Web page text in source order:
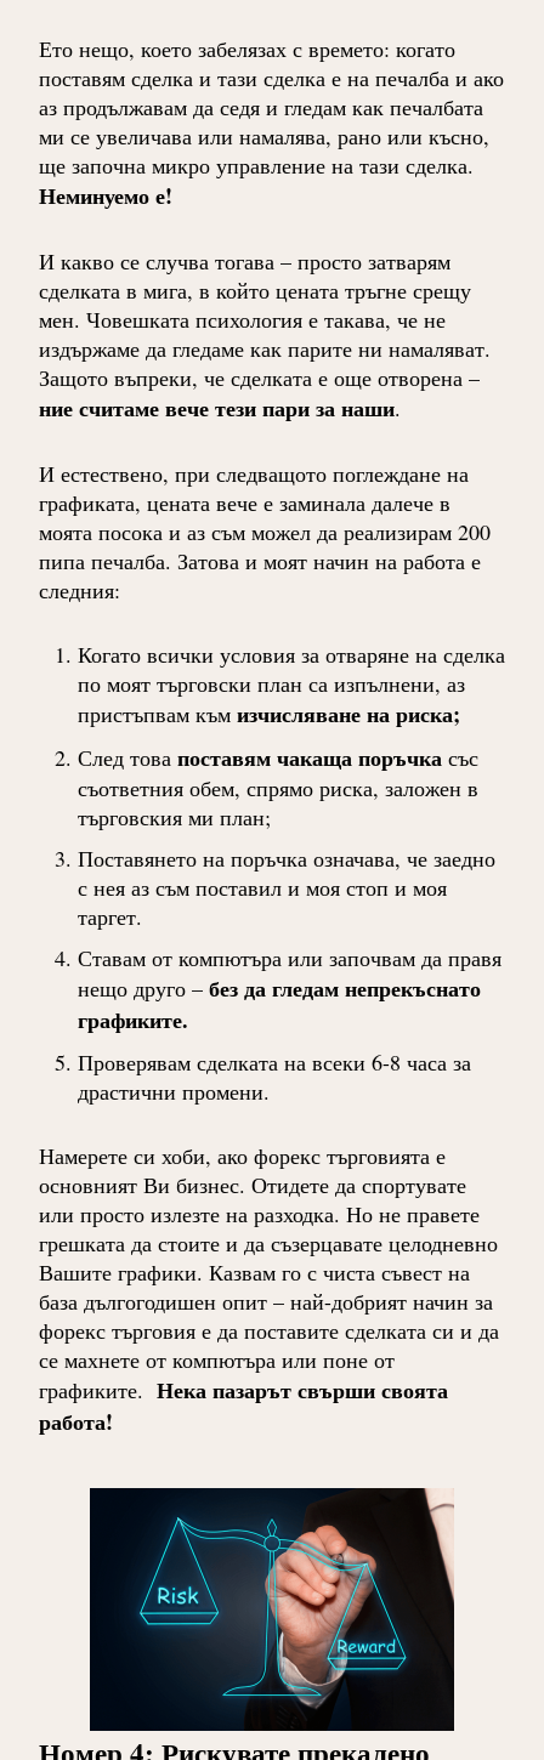
Ето нещо, което забелязах с времето: когато
поставям сделка и тази сделка е на печалба и ако
аз продължавам да седя и гледам как печалбата
ми се увеличава или намалява, рано или късно,
ще започна микро управление на тази сделка.
Неминуемо е!
И какво се случва тогава – просто затварям
сделката в мига, в който цената тръгне срещу
мен. Човешката психология е такава, че не
издържаме да гледаме как парите ни намаляват.
Защото въпреки, че сделката е още отворена –
ние считаме вече тези пари за наши.
И естествено, при следващото поглеждане на
графиката, цената вече е заминала далече в
моята посока и аз съм можел да реализирам 200
пипа печалба. Затова и моят начин на работа е
следния:
Когато всички условия за отваряне на сделка
по моят търговски план са изпълнени, аз
пристъпвам към изчисляване на риска;
След това поставям чакаща поръчкасъс
съответния обем, спрямо риска, заложен в
търговския ми план;
Поставянето на поръчка означава, че заедно
с нея аз съм поставил и моя стоп и моя
таргет.
Ставам от компютъра или започвам да правя
нещо друго – без да гледам непрекъснато
графиките.
Проверявам сделката на всеки 6-8 часа за
драстични промени.
Намерете си хоби, ако форекс търговията е
основният Ви бизнес. Отидете да спортувате
или просто излезте на разходка. Но не правете
грешката да стоите и да съзерцавате целодневно
Вашите графики. Казвам го с чиста съвест на
база дългогодишен опит – най-добрият начин за
форекс търговия е да поставите сделката си и да
се махнете от компютъра или поне от
графиките. Нека пазарът свърши своята
работа!